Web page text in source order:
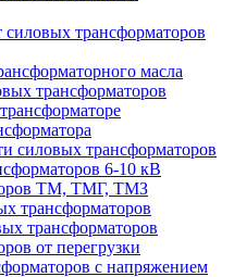
трансформаторов
масла
трансформаторов
силовых трансформаторов
6-10 кВ
ТМ, ТМГ, ТМЗ
трансформаторов
трансформаторов
от перегрузки
с напряжением